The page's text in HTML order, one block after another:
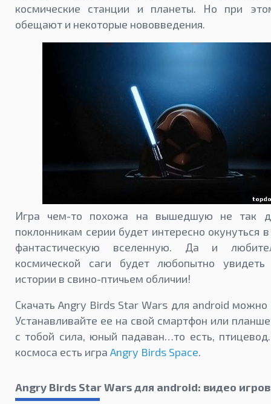
космические станции и планеты. Но при
обещают и некоторые нововведения.
Игра чем-то похожа на вышедшую не так
поклонникам серии будет интересно окунуться
фантастическую вселенную. Да и
космической саги будет любопытно увидеть
истории в свино-птичьем обличии!
Скачать Angry Birds Star Wars для android
Устанавливайте ее на свой смартфон или
с тобой сила, юный падаван…то есть,
космоса есть игра Angry Birds Space.
Angry Birds Star Wars для android: видео